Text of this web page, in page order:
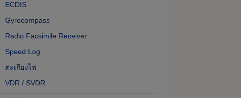
ECDIS
Gyrocompass
Radio Facsimile Receiver
Speed Log
ตะเกียงไฟ
VDR / SVDR